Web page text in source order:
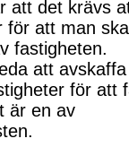
att det krävs
för att man ska
fastigheten.
att avskaffa
för att
är en av